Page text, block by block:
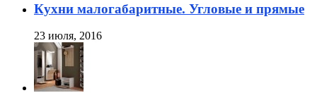
Кухни малогабаритные. Угловые и прямые
23 июля, 2016